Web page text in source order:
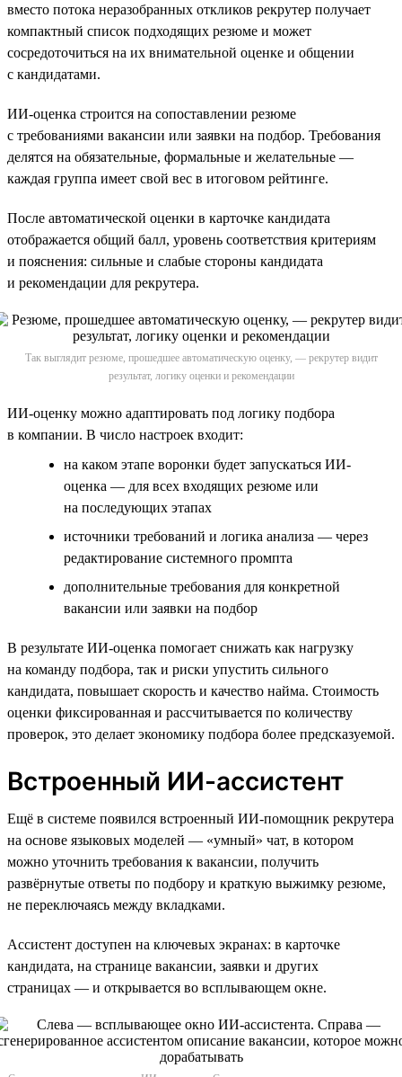
вместо потока неразобранных откликов рекрутер получает
компактный список подходящих резюме и может
сосредоточиться на их внимательной оценке и общении
с кандидатами.
ИИ-оценка строится на сопоставлении резюме
с требованиями вакансии или заявки на подбор. Требования
делятся на обязательные, формальные и желательные —
каждая группа имеет свой вес в итоговом рейтинге.
После автоматической оценки в карточке кандидата
отображается общий балл, уровень соответствия критериям
и пояснения: сильные и слабые стороны кандидата
и рекомендации для рекрутера.
Так выглядит резюме, прошедшее автоматическую оценку, — рекрутер видит
результат, логику оценки и рекомендации
ИИ-оценку можно адаптировать под логику подбора
в компании. В число настроек входит:
на каком этапе воронки будет запускаться ИИ-
оценка — для всех входящих резюме или
на последующих этапах
источники требований и логика анализа — через
редактирование системного промпта
дополнительные требования для конкретной
вакансии или заявки на подбор
В результате ИИ-оценка помогает снижать как нагрузку
на команду подбора, так и риски упустить сильного
кандидата, повышает скорость и качество найма. Стоимость
оценки фиксированная и рассчитывается по количеству
проверок, это делает экономику подбора более предсказуемой.
Встроенный ИИ-ассистент
Ещё в системе появился встроенный ИИ-помощник рекрутера
на основе языковых моделей — «умный» чат, в котором
можно уточнить требования к вакансии, получить
развёрнутые ответы по подбору и краткую выжимку резюме,
не переключаясь между вкладками.
Ассистент доступен на ключевых экранах: в карточке
кандидата, на странице вакансии, заявки и других
страницах — и открывается во всплывающем окне.